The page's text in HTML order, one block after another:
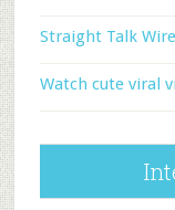
Straight Talk
Watch cute viral